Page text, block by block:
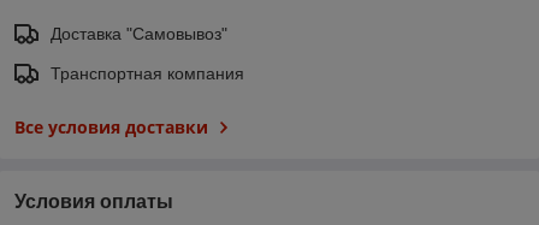
Доставка "Самовывоз"
Транспортная компания
Все условия доставки
Условия оплаты